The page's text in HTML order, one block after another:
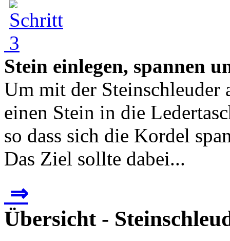
Stein einlegen, spannen
Um mit der Steinschleuder
einen Stein in die
so dass sich die Kordel
Das Ziel sollte dabei...
⇒
Übersicht -